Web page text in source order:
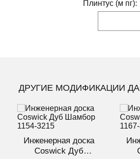
Плинтус (м пг):
ДРУГИЕ МОДИФИКАЦИИ
Инженерная доска
Coswick Дуб